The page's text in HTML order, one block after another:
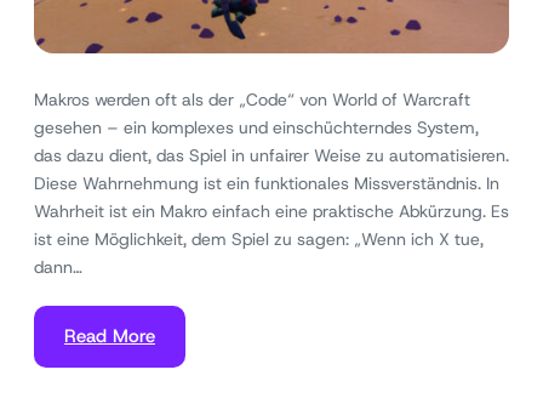
Makros werden oft als der „Code“ von World of Warcraft
gesehen – ein komplexes und einschüchterndes System,
das dazu dient, das Spiel in unfairer Weise zu automatisieren.
Diese Wahrnehmung ist ein funktionales Missverständnis. In
Wahrheit ist ein Makro einfach eine praktische Abkürzung. Es
ist eine Möglichkeit, dem Spiel zu sagen: „Wenn ich X tue,
dann…
Read More